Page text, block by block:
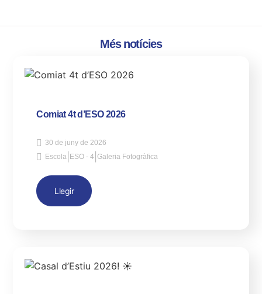
Més notícies
Comiat 4t d’ESO 2026
30 de juny de 2026
Escola ESO - 4 |Galeria Fotogràfica
Llegir